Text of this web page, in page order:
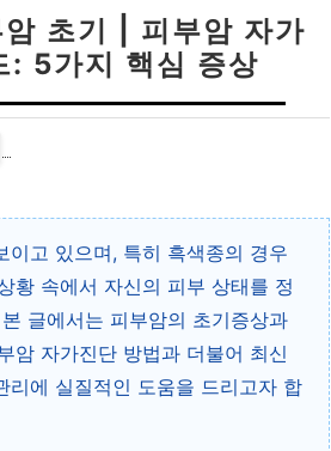
초기 | 피부암 자가
: 5가지 핵심 증상
고 있으며, 특히 흑색종의 경우
황 속에서 자신의 피부 상태를 정
글에서는 피부암의 초기증상과
암 자가진단 방법과 더불어 최신
에 실질적인 도움을 드리고자 합